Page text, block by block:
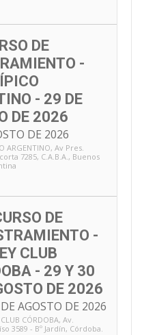
DE
-
- 29 DE
DE 2026
DE 2026
ARGENTINO, Av Pres.
7285, C.A.B.A., Buenos
DE
-
CLUB
- 29 Y 30
DE 2026
AGOSTO DE 2026
CLUB CÓRDOBA, Av.
3589 - Bº Jardín, Córdoba.